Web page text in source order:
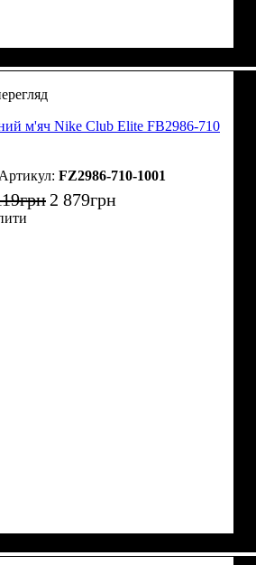
м'яч Nike Club Elite FB2986-710
FZ2986-710-1001
грн 2 879грн